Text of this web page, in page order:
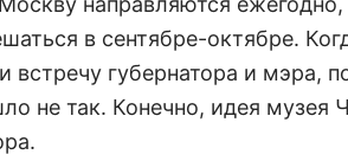
в сентябре-октябре.
встречу губернатора и мэра,
не так. Конечно, идея музея